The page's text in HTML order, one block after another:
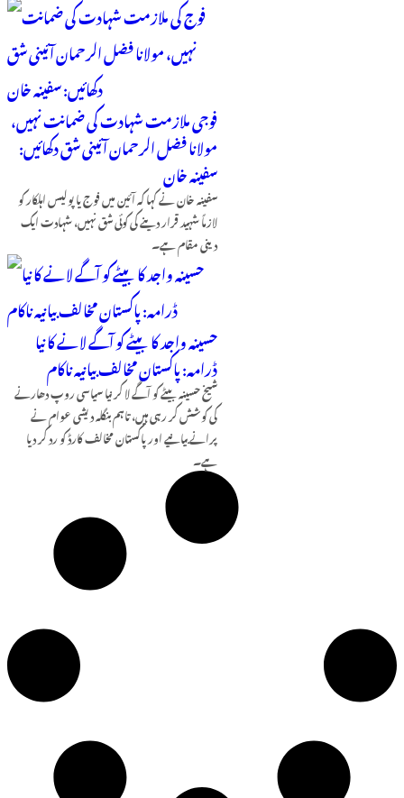
فوجی ملازمت شہادت کی ضمانت نہیں،
مولانا فضل الرحمان آئینی شق دکھائیں:
سفینہ خان
سفینہ خان نے کہا کہ آئین میں فوج یا پولیس اہلکار کو
لازماً شہید قرار دینے کی کوئی شق نہیں، شہادت ایک
دینی مقام ہے۔
حسینہ واجد کا بیٹے کو آگے لانے کا نیا
ڈرامہ: پاکستان مخالف بیانیہ ناکام
شیخ حسینہ بیٹے کو آگے لا کر نیا سیاسی روپ دھارنے
کی کوشش کر رہی ہیں، تاہم بنگلہ دیشی عوام نے
پرانے بیانیے اور پاکستان مخالف کارڈ کو رد کر دیا
ہے۔